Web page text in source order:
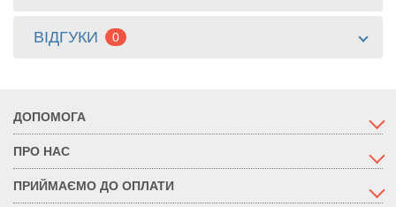
ВІДГУКИ 0
ДОПОМОГА
ПРО НАС
ПРИЙМАЄМО ДО ОПЛАТИ